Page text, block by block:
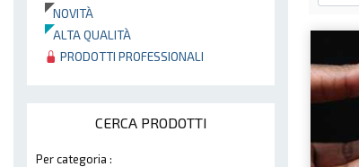
NOVITÀ
ALTA QUALITÀ
PRODOTTI PROFESSIONALI
CERCA PRODOTTI
Per categoria :